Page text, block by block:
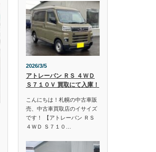
2026/3/5
アトレーバン ＲＳ ４ＷＤ
Ｓ７１０Ｖ 買取にて入庫！
こんにちは！札幌の中古車販
売、中古車買取店のイサイズ
です！ 【アトレーバン ＲＳ
４ＷＤ Ｓ７１０…